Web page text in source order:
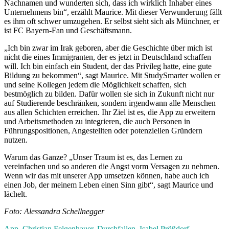
Nachnamen und wunderten sich, dass ich wirklich Inhaber eines
Unternehmens bin“, erzählt Maurice. Mit dieser Verwunderung fällt
es ihm oft schwer umzugehen. Er selbst sieht sich als Münchner, er
ist FC Bayern-Fan und Geschäftsmann.
„Ich bin zwar im Irak geboren, aber die Geschichte über mich ist
nicht die eines Immigranten, der es jetzt in Deutschland schaffen
will. Ich bin einfach ein Student, der das Privileg hatte, eine gute
Bildung zu bekommen“, sagt Maurice. Mit StudySmarter wollen er
und seine Kollegen jedem die Möglichkeit schaffen, sich
bestmöglich zu bilden. Dafür wollen sie sich in Zukunft nicht nur
auf Studierende beschränken, sondern irgendwann alle Menschen
aus allen Schichten erreichen. Ihr Ziel ist es, die App zu erweitern
und Arbeitsmethoden zu integrieren, die auch Personen in
Führungspositionen, Angestellten oder potenziellen Gründern
nutzen.
Warum das Ganze? „Unser Traum ist es, das Lernen zu
vereinfachen und so anderen die Angst vorm Versagen zu nehmen.
Wenn wir das mit unserer App umsetzen können, habe auch ich
einen Job, der meinem Leben einen Sinn gibt“, sagt Maurice und
lächelt.
Foto: Alessandra Schellnegger